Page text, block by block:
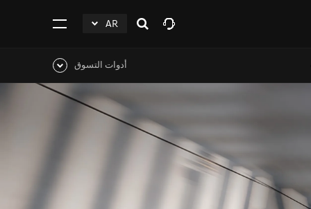
AR
click
اضغط
أدوات التسوق
اضغط